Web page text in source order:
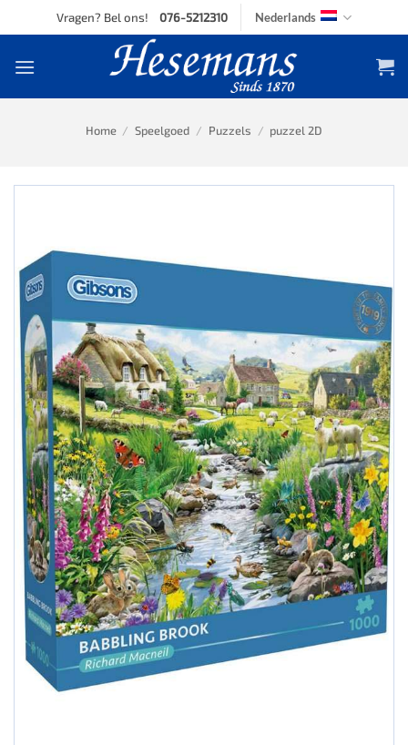
to
Vragen? Bel ons! 076-5212310 Nederlands
Home / Speelgoed / Puzzels / puzzel 2D